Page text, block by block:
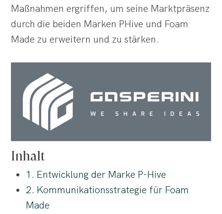
Maßnahmen ergriffen, um seine Marktpräsenz
durch die beiden Marken PHive und Foam
Made zu erweitern und zu stärken.
Inhalt
1. Entwicklung der Marke P-Hive
2. Kommunikationsstrategie für Foam
Made